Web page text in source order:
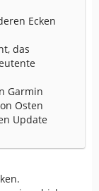
Ecken
das
Garmin
Osten
Update